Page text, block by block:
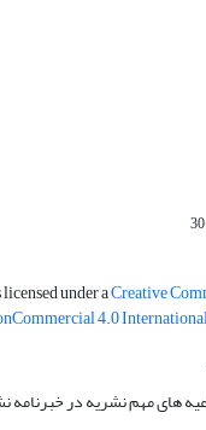
under aCreative
4.0
های مهم نشریه در